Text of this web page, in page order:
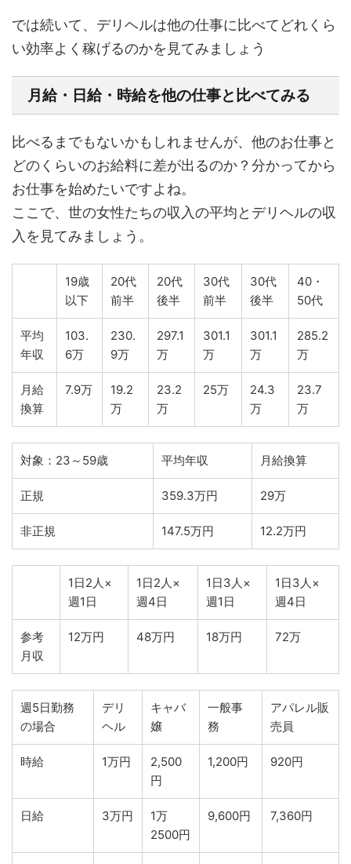
では続いて、デリヘルは他の仕事に比べてどれくら
い効率よく稼げるのかを見てみましょう
月給・日給・時給を他の仕事と比べてみる
比べるまでもないかもしれませんが、他のお仕事と
どのくらいのお給料に差が出るのか？分かってから
お仕事を始めたいですよね。
ここで、世の女性たちの収入の平均とデリヘルの収
入を見てみましょう。
19歳
以下
20代
前半
20代
後半
30代
前半
30代
後半
40・
50代
平均
年収
103.
6万
230.
9万
297.1
万
301.1
万
301.1
万
285.2
万
月給
換算
7.9万
19.2
万
23.2
万
25万
24.3
万
23.7
万
対象：23～59歳 平均年収 月給換算
正規 359.3万円 29万
非正規 147.5万円 12.2万円
1日2人×
週1日
1日2人×
週4日
1日3人×
週1日
1日3人×
週4日
参考
月収
12万円 48万円 18万円 72万
週5日勤務
の場合
デリ
ヘル
キャバ
嬢
一般事
務
アパレル販
売員
時給 1万円
2,500
円
1,200円 920円
日給 3万円
1万
2500円
9,600円 7,360円